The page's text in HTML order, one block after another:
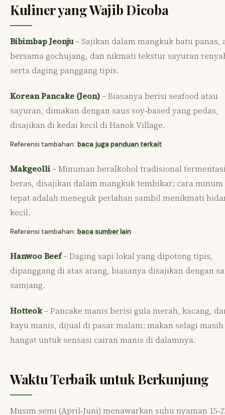
Kuliner yang Wajib Dicoba
Bibimbap Jeonju– Sajikan dalam mangkuk batu panas,
bersama gochujang, dan nikmati tekstur sayuran
serta daging panggang tipis.
Korean Pancake (Jeon)– Biasanya berisi seafood atau
sayuran, dimakan dengan saus soy‑based yang pedas,
disajikan di kedai kecil di Hanok Village.
Referensi tambahan: baca juga panduan terkait
Makgeolli– Minuman beralkohol tradisional
beras, disajikan dalam mangkuk tembikar; cara minum
tepat adalah meneguk perlahan sambil menikmati
kecil.
Referensi tambahan: baca sumber lain
Hanwoo Beef– Daging sapi lokal yang dipotong tipis,
dipanggang di atas arang, biasanya disajikan dengan
samjang.
Hotteok– Pancake manis berisi gula merah, kacang,
kayu manis, dijual di pasar malam; makan selagi masih
hangat untuk sensasi cairan manis di dalamnya.
Waktu Terbaik untuk Berkunjung
Musim semi (April‑Juni) menawarkan suhu nyaman